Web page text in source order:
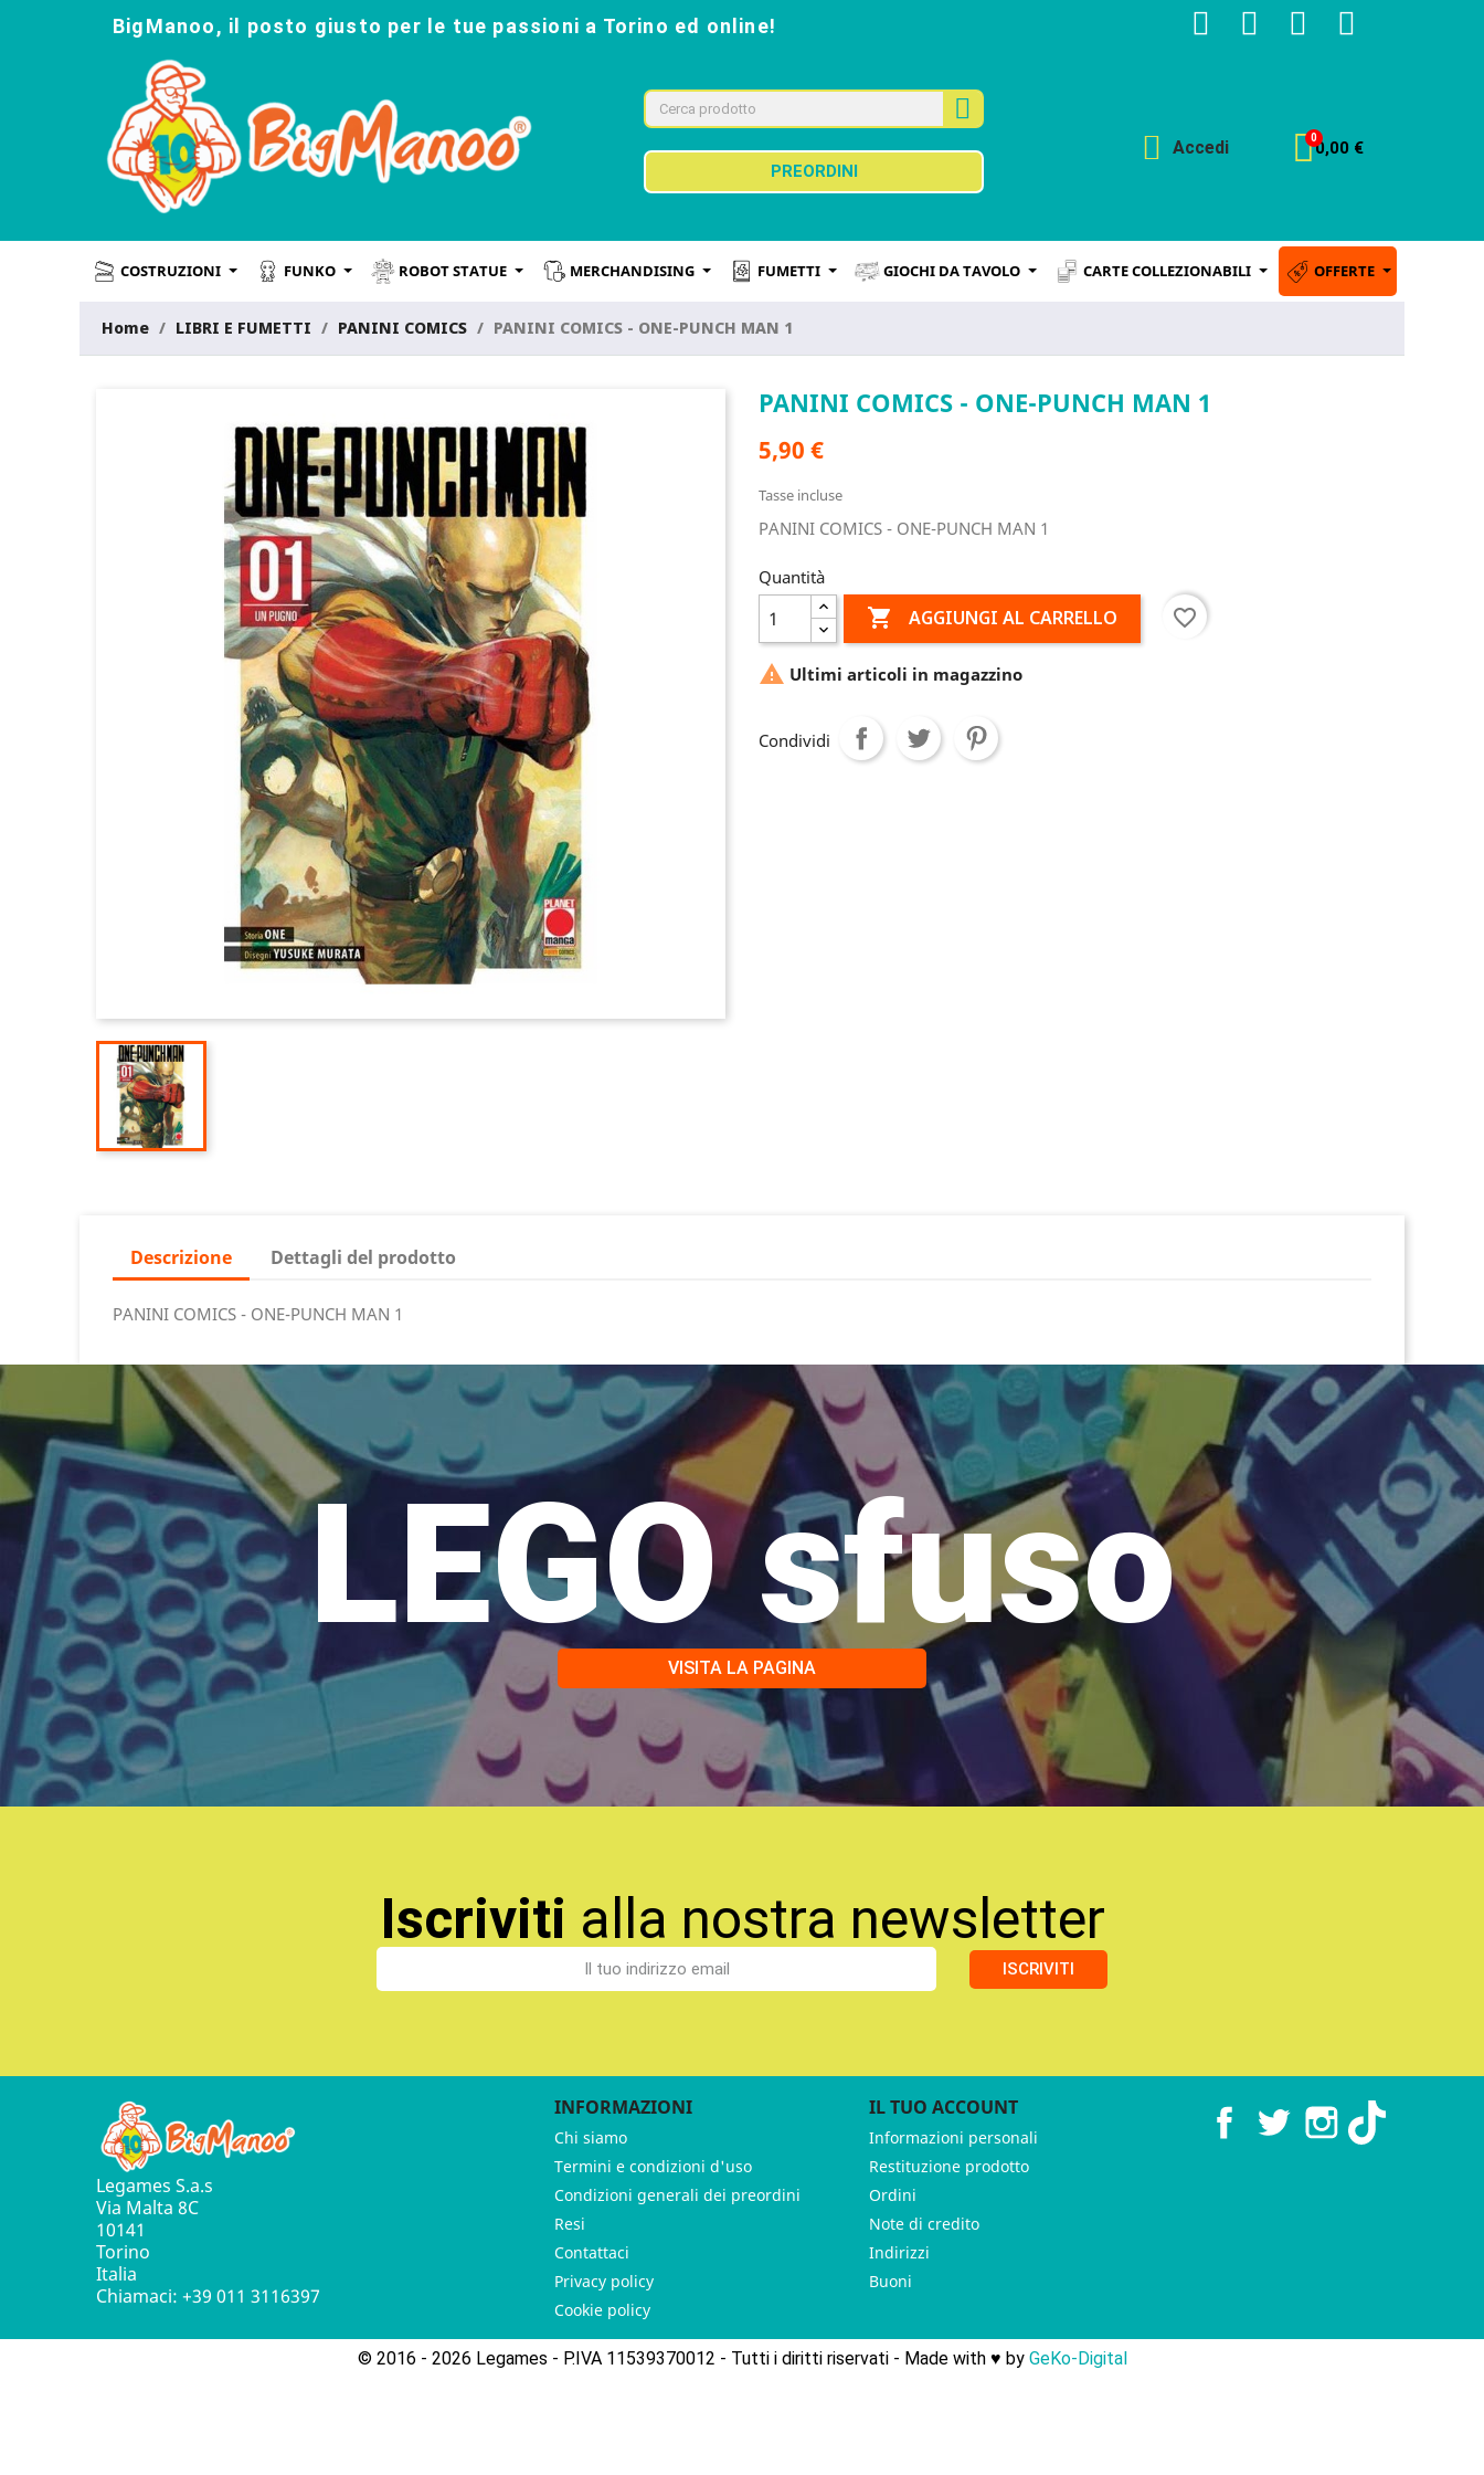
BigManoo, il posto giusto per le tue passioni a Torino ed online!
PREORDINI
Accedi 0,00 €
COSTRUZIONI FUNKO ROBOT STATUE MERCHANDISING FUMETTI GIOCHI DA TAVOLO CARTE COLLEZIONABILI OFFERTE
Home LIBRI E FUMETTI PANINI COMICS PANINI COMICS - ONE-PUNCH MAN 1
PANINI COMICS - ONE-PUNCH MAN 1
5,90 €
Tasse incluse
PANINI COMICS - ONE-PUNCH MAN 1
Quantità
 AGGIUNGI AL CARRELLO favorite_border
 Ultimi articoli in magazzino
Condividi
Descrizione Dettagli del prodotto
PANINI COMICS - ONE-PUNCH MAN 1
LEGO sfuso
VISITA LA PAGINA
Iscriviti alla nostra newsletter
ISCRIVITI
Legames S.a.s
Via Malta 8C
10141
Torino
Italia
Chiamaci: +39 011 3116397
INFORMAZIONI
Chi siamo
Termini e condizioni d'uso
Condizioni generali dei preordini
Resi
Contattaci
Privacy policy
Cookie policy
IL TUO ACCOUNT
Informazioni personali
Restituzione prodotto
Ordini
Note di credito
Indirizzi
Buoni
FacebookTwitter Instagram
© 2016 - 2026 Legames - P.IVA 11539370012 - Tutti i diritti riservati - Made with ♥︎ by GeKo-Digital